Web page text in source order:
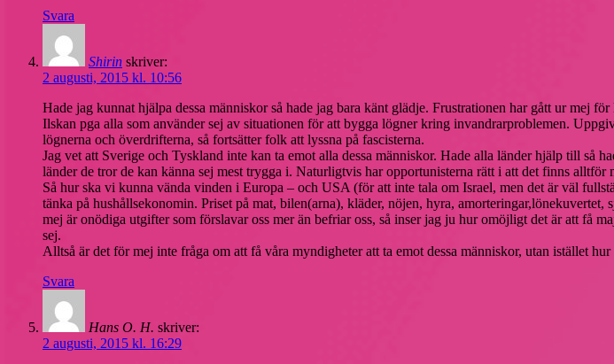
Svara
Shirin skriver:
2 augusti, 2015 kl. 10:56
Hade jag kunnat hjälpa dessa människor så hade jag bara känt glädje. Frustrationen har gått ur mej
Ilskan pga alla som använder sej av situationen för att bygga lögner kring invandrarproblemen.
lögnerna och överdrifterna, så fortsätter folk att lyssna på fascisterna.
Jag vet att Sverige och Tyskland inte kan ta emot alla dessa människor. Hade alla länder hjälp till så
länder de tror de kan känna sej mest trygga i. Naturligtvis har opportunisterna rätt i att det finns
Så hur ska vi kunna vända vinden i Europa – och USA (för att inte tala om Israel, men det är väl
tänka på hushållsekonomin. Priset på mat, bilen(arna), kläder, nöjen, hyra,
mej är onödiga utgifter som förslavar oss mer än befriar oss, så inser jag ju hur omöjligt det är att få
sej.
Alltså är det för mej inte fråga om att få våra myndigheter att ta emot dessa människor, utan istället
Svara
Hans O. H. skriver:
2 augusti, 2015 kl. 16:29